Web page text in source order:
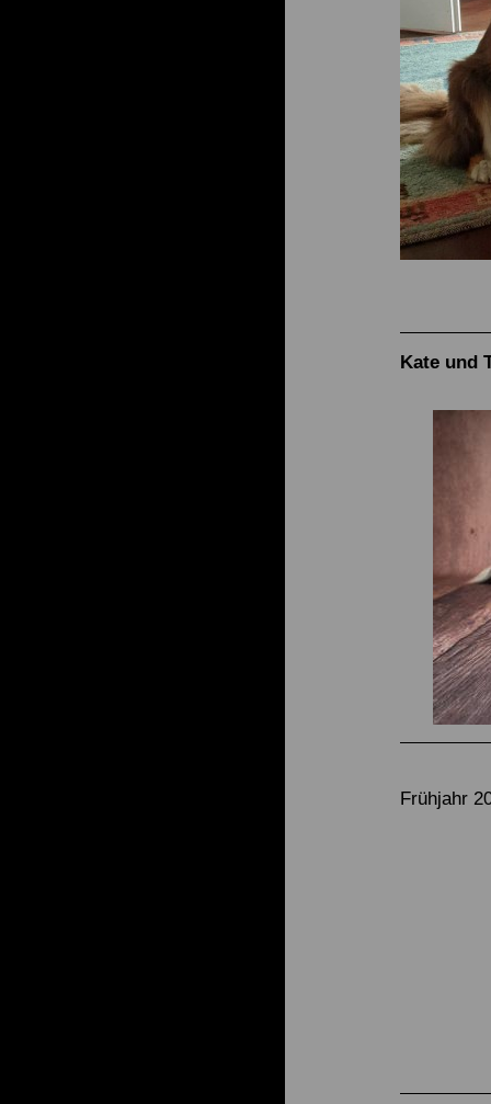
Kate und
Frühjahr